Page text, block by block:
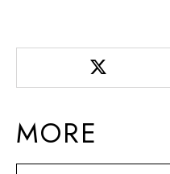
MORE